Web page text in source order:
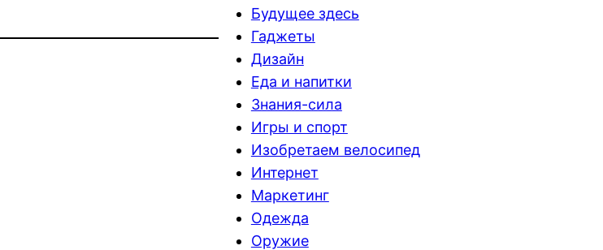
Будущее здесь
Гаджеты
Дизайн
Еда и напитки
Знания-сила
Игры и спорт
Изобретаем велосипед
Интернет
Маркетинг
Одежда
Оружие